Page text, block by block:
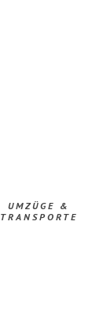
UMZÜGE &
TRANSPORTE